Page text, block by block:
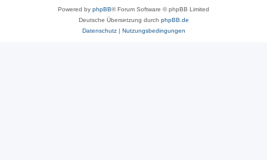
Powered by phpBB® Forum Software © phpBB Limited
Deutsche Übersetzung durch phpBB.de
Datenschutz| Nutzungsbedingungen